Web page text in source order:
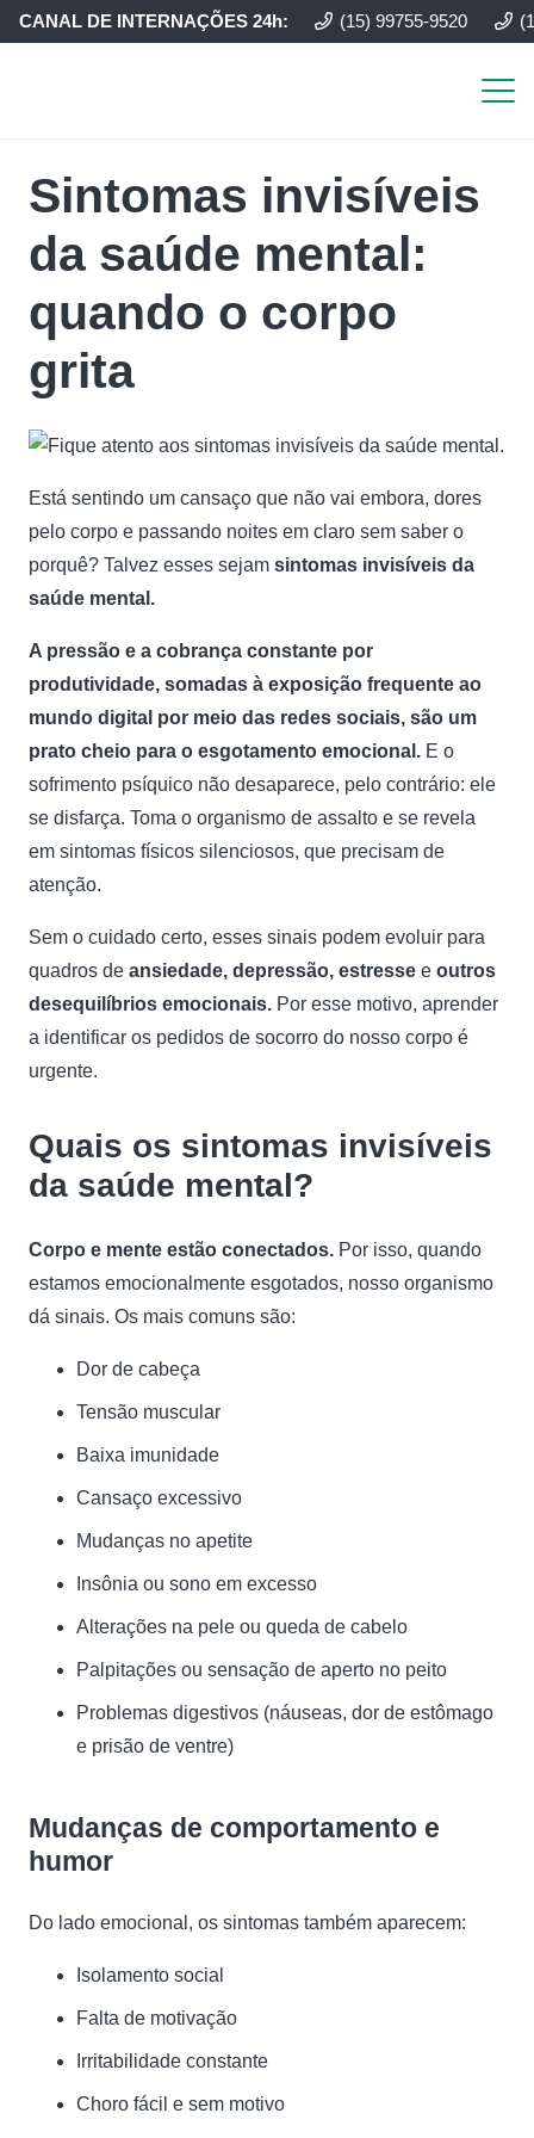
CANAL DE INTERNAÇÕES 24h: (15) 99755-9520
Sintomas invisíveis
da saúde mental:
quando o corpo
grita
Está sentindo um cansaço que não vai embora, dores
pelo corpo e passando noites em claro sem saber o
porquê? Talvez esses sejam sintomas invisíveis da
saúde mental.
A pressão e a cobrança constante por
produtividade, somadas à exposição frequente ao
mundo digital por meio das redes sociais, são um
prato cheio para o esgotamento emocional. E o
sofrimento psíquico não desaparece, pelo contrário: ele
se disfarça. Toma o organismo de assalto e se revela
em sintomas físicos silenciosos, que precisam de
atenção.
Sem o cuidado certo, esses sinais podem evoluir para
quadros de ansiedade, depressão, estresse e outros
desequilíbrios emocionais. Por esse motivo, aprender
a identificar os pedidos de socorro do nosso corpo é
urgente.
Quais os sintomas invisíveis
da saúde mental?
Corpo e mente estão conectados. Por isso, quando
estamos emocionalmente esgotados, nosso organismo
dá sinais. Os mais comuns são:
Dor de cabeça
Tensão muscular
Baixa imunidade
Cansaço excessivo
Mudanças no apetite
Insônia ou sono em excesso
Alterações na pele ou queda de cabelo
Palpitações ou sensação de aperto no peito
Problemas digestivos (náuseas, dor de estômago
e prisão de ventre)
Mudanças de comportamento e
humor
Do lado emocional, os sintomas também aparecem:
Isolamento social
Falta de motivação
Irritabilidade constante
Choro fácil e sem motivo